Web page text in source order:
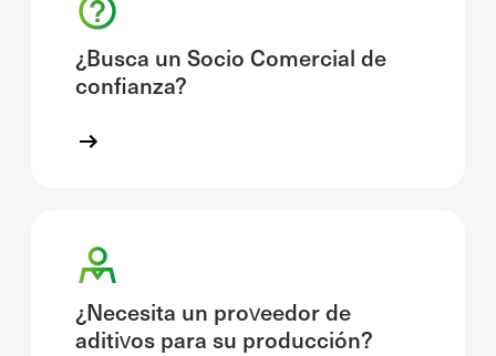
¿Busca un Socio Comercial de
confianza?
¿Necesita un proveedor de
aditivos para su producción?